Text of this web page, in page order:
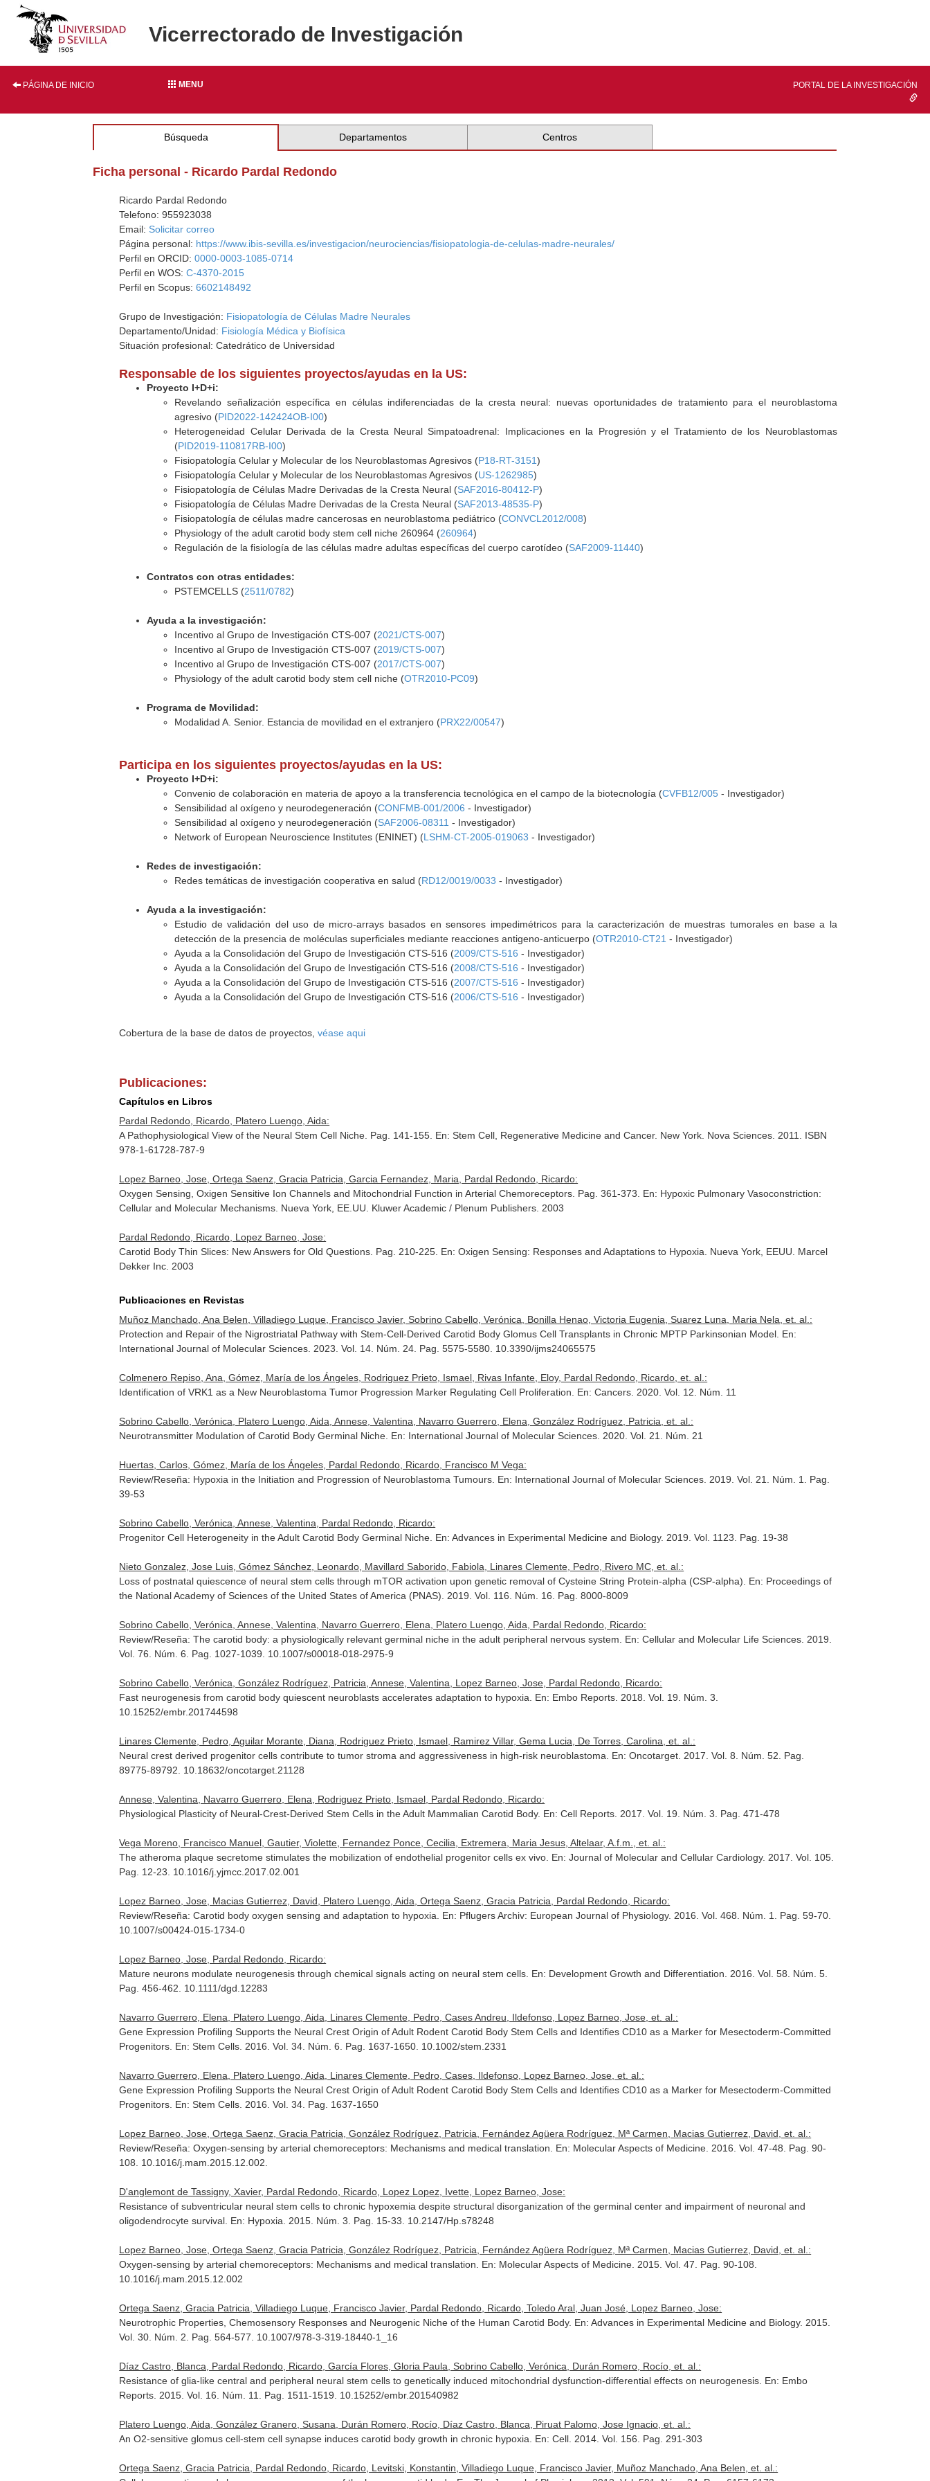
Vicerrectorado de Investigación
PÁGINA DE INICIO MENU PORTAL DE LA INVESTIGACIÓN
Búsqueda Departamentos Centros
Ficha personal - Ricardo Pardal Redondo
Ricardo Pardal Redondo
Telefono: 955923038
Email: Solicitar correo
Página personal: https://www.ibis-sevilla.es/investigacion/neurociencias/fisiopatologia-de-celulas-madre-neurales/
Perfil en ORCID:0000-0003-1085-0714
Perfil en WOS:C-4370-2015
Perfil en Scopus:6602148492
Grupo de Investigación: Fisiopatología de Células Madre Neurales
Departamento/Unidad: Fisiología Médica y Biofísica
Situación profesional: Catedrático de Universidad
Responsable de los siguientes proyectos/ayudas en la US:
Proyecto I+D+i:
Revelando señalización específica en células indiferenciadas de la cresta neural: nuevas oportunidades de tratamiento para el neuroblastoma
agresivo (PID2022-142424OB-I00)
Heterogeneidad Celular Derivada de la Cresta Neural Simpatoadrenal: Implicaciones en la Progresión y el Tratamiento de los Neuroblastomas
(PID2019-110817RB-I00)
Fisiopatología Celular y Molecular de los Neuroblastomas Agresivos (P18-RT-3151)
Fisiopatología Celular y Molecular de los Neuroblastomas Agresivos (US-1262985)
Fisiopatología de Células Madre Derivadas de la Cresta Neural (SAF2016-80412-P)
Fisiopatología de Células Madre Derivadas de la Cresta Neural (SAF2013-48535-P)
Fisiopatología de células madre cancerosas en neuroblastoma pediátrico (CONVCL2012/008)
Physiology of the adult carotid body stem cell niche 260964 (260964)
Regulación de la fisiología de las células madre adultas específicas del cuerpo carotídeo (SAF2009-11440)
Contratos con otras entidades:
PSTEMCELLS (2511/0782)
Ayuda a la investigación:
Incentivo al Grupo de Investigación CTS-007 (2021/CTS-007)
Incentivo al Grupo de Investigación CTS-007 (2019/CTS-007)
Incentivo al Grupo de Investigación CTS-007 (2017/CTS-007)
Physiology of the adult carotid body stem cell niche (OTR2010-PC09)
Programa de Movilidad:
Modalidad A. Senior. Estancia de movilidad en el extranjero (PRX22/00547)
Participa en los siguientes proyectos/ayudas en la US:
Proyecto I+D+i:
Convenio de colaboración en materia de apoyo a la transferencia tecnológica en el campo de la biotecnología (CVFB12/005 - Investigador)
Sensibilidad al oxígeno y neurodegeneración (CONFMB-001/2006 - Investigador)
Sensibilidad al oxígeno y neurodegeneración (SAF2006-08311 - Investigador)
Network of European Neuroscience Institutes (ENINET) (LSHM-CT-2005-019063 - Investigador)
Redes de investigación:
Redes temáticas de investigación cooperativa en salud (RD12/0019/0033 - Investigador)
Ayuda a la investigación:
Estudio de validación del uso de micro-arrays basados en sensores impedimétricos para la caracterización de muestras tumorales en base a la
detección de la presencia de moléculas superficiales mediante reacciones antigeno-anticuerpo (OTR2010-CT21 - Investigador)
Ayuda a la Consolidación del Grupo de Investigación CTS-516 (2009/CTS-516 - Investigador)
Ayuda a la Consolidación del Grupo de Investigación CTS-516 (2008/CTS-516 - Investigador)
Ayuda a la Consolidación del Grupo de Investigación CTS-516 (2007/CTS-516 - Investigador)
Ayuda a la Consolidación del Grupo de Investigación CTS-516 (2006/CTS-516 - Investigador)
Cobertura de la base de datos de proyectos,véase aqui
Publicaciones:
Capítulos en Libros
Pardal Redondo, Ricardo, Platero Luengo, Aida:
A Pathophysiological View of the Neural Stem Cell Niche. Pag. 141-155. En: Stem Cell, Regenerative Medicine and Cancer. New York. Nova Sciences. 2011. ISBN
978-1-61728-787-9
Lopez Barneo, Jose, Ortega Saenz, Gracia Patricia, Garcia Fernandez, Maria, Pardal Redondo, Ricardo:
Oxygen Sensing, Oxigen Sensitive Ion Channels and Mitochondrial Function in Arterial Chemoreceptors. Pag. 361-373. En: Hypoxic Pulmonary Vasoconstriction:
Cellular and Molecular Mechanisms . Nueva York, EE.UU. Kluwer Academic / Plenum Publishers. 2003
Pardal Redondo, Ricardo, Lopez Barneo, Jose:
Carotid Body Thin Slices: New Answers for Old Questions. Pag. 210-225. En: Oxigen Sensing: Responses and Adaptations to Hypoxia . Nueva York, EEUU. Marcel
Dekker Inc. 2003
Publicaciones en Revistas
Muñoz Manchado, Ana Belen, Villadiego Luque, Francisco Javier, Sobrino Cabello, Verónica, Bonilla Henao, Victoria Eugenia, Suarez Luna, Maria Nela, et. al.:
Protection and Repair of the Nigrostriatal Pathway with Stem-Cell-Derived Carotid Body Glomus Cell Transplants in Chronic MPTP Parkinsonian Model. En:
International Journal of Molecular Sciences . 2023. Vol. 14. Núm. 24. Pag. 5575-5580. 10.3390/ijms24065575
Colmenero Repiso, Ana, Gómez, María de los Ángeles, Rodriguez Prieto, Ismael, Rivas Infante, Eloy, Pardal Redondo, Ricardo, et. al.:
Identification of VRK1 as a New Neuroblastoma Tumor Progression Marker Regulating Cell Proliferation. En: Cancers . 2020. Vol. 12. Núm. 11
Sobrino Cabello, Verónica, Platero Luengo, Aida, Annese, Valentina, Navarro Guerrero, Elena, González Rodríguez, Patricia, et. al.:
Neurotransmitter Modulation of Carotid Body Germinal Niche. En: International Journal of Molecular Sciences . 2020. Vol. 21. Núm. 21
Huertas, Carlos, Gómez, María de los Ángeles, Pardal Redondo, Ricardo, Francisco M Vega:
Review/Reseña: Hypoxia in the Initiation and Progression of Neuroblastoma Tumours. En: International Journal of Molecular Sciences . 2019. Vol. 21. Núm. 1. Pag.
39-53
Sobrino Cabello, Verónica, Annese, Valentina, Pardal Redondo, Ricardo:
Progenitor Cell Heterogeneity in the Adult Carotid Body Germinal Niche. En: Advances in Experimental Medicine and Biology. 2019. Vol. 1123. Pag. 19-38
Nieto Gonzalez, Jose Luis, Gómez Sánchez, Leonardo, Mavillard Saborido, Fabiola, Linares Clemente, Pedro, Rivero MC, et. al.:
Loss of postnatal quiescence of neural stem cells through mTOR activation upon genetic removal of Cysteine String Protein-alpha (CSP-alpha). En: Proceedings of
the National Academy of Sciences of the United States of America (PNAS) . 2019. Vol. 116. Núm. 16. Pag. 8000-8009
Sobrino Cabello, Verónica, Annese, Valentina, Navarro Guerrero, Elena, Platero Luengo, Aida, Pardal Redondo, Ricardo:
Review/Reseña: The carotid body: a physiologically relevant germinal niche in the adult peripheral nervous system. En: Cellular and Molecular Life Sciences . 2019.
Vol. 76. Núm. 6. Pag. 1027-1039. 10.1007/s00018-018-2975-9
Sobrino Cabello, Verónica, González Rodríguez, Patricia, Annese, Valentina, Lopez Barneo, Jose, Pardal Redondo, Ricardo:
Fast neurogenesis from carotid body quiescent neuroblasts accelerates adaptation to hypoxia. En: Embo Reports . 2018. Vol. 19. Núm. 3.
10.15252/embr.201744598
Linares Clemente, Pedro, Aguilar Morante, Diana, Rodriguez Prieto, Ismael, Ramirez Villar, Gema Lucia, De Torres, Carolina, et. al.:
Neural crest derived progenitor cells contribute to tumor stroma and aggressiveness in high-risk neuroblastoma. En: Oncotarget . 2017. Vol. 8. Núm. 52. Pag.
89775-89792. 10.18632/oncotarget.21128
Annese, Valentina, Navarro Guerrero, Elena, Rodriguez Prieto, Ismael, Pardal Redondo, Ricardo:
Physiological Plasticity of Neural-Crest-Derived Stem Cells in the Adult Mammalian Carotid Body. En: Cell Reports . 2017. Vol. 19. Núm. 3. Pag. 471-478
Vega Moreno, Francisco Manuel, Gautier, Violette, Fernandez Ponce, Cecilia, Extremera, Maria Jesus, Altelaar, A.f.m., et. al.:
The atheroma plaque secretome stimulates the mobilization of endothelial progenitor cells ex vivo. En: Journal of Molecular and Cellular Cardiology. 2017. Vol. 105.
Pag. 12-23. 10.1016/j.yjmcc.2017.02.001
Lopez Barneo, Jose, Macias Gutierrez, David, Platero Luengo, Aida, Ortega Saenz, Gracia Patricia, Pardal Redondo, Ricardo:
Review/Reseña: Carotid body oxygen sensing and adaptation to hypoxia. En: Pflugers Archiv: European Journal of Physiology. 2016. Vol. 468. Núm. 1. Pag. 59-70.
10.1007/s00424-015-1734-0
Lopez Barneo, Jose, Pardal Redondo, Ricardo:
Mature neurons modulate neurogenesis through chemical signals acting on neural stem cells. En: Development Growth and Differentiation . 2016. Vol. 58. Núm. 5.
Pag. 456-462. 10.1111/dgd.12283
Navarro Guerrero, Elena, Platero Luengo, Aida, Linares Clemente, Pedro, Cases Andreu, Ildefonso, Lopez Barneo, Jose, et. al.:
Gene Expression Profiling Supports the Neural Crest Origin of Adult Rodent Carotid Body Stem Cells and Identifies CD10 as a Marker for Mesectoderm-Committed
Progenitors. En: Stem Cells . 2016. Vol. 34. Núm. 6. Pag. 1637-1650. 10.1002/stem.2331
Navarro Guerrero, Elena, Platero Luengo, Aida, Linares Clemente, Pedro, Cases, Ildefonso, Lopez Barneo, Jose, et. al.:
Gene Expression Profiling Supports the Neural Crest Origin of Adult Rodent Carotid Body Stem Cells and Identifies CD10 as a Marker for Mesectoderm-Committed
Progenitors. En: Stem Cells . 2016. Vol. 34. Pag. 1637-1650
Lopez Barneo, Jose, Ortega Saenz, Gracia Patricia, González Rodríguez, Patricia, Fernández Agüera Rodríguez, Mª Carmen, Macias Gutierrez, David, et. al.:
Review/Reseña: Oxygen-sensing by arterial chemoreceptors: Mechanisms and medical translation. En: Molecular Aspects of Medicine . 2016. Vol. 47-48. Pag. 90-
108. 10.1016/j.mam.2015.12.002.
D'anglemont de Tassigny, Xavier, Pardal Redondo, Ricardo, Lopez Lopez, Ivette, Lopez Barneo, Jose:
Resistance of subventricular neural stem cells to chronic hypoxemia despite structural disorganization of the germinal center and impairment of neuronal and
oligodendrocyte survival. En: Hypoxia . 2015. Núm. 3. Pag. 15-33. 10.2147/Hp.s78248
Lopez Barneo, Jose, Ortega Saenz, Gracia Patricia, González Rodríguez, Patricia, Fernández Agüera Rodríguez, Mª Carmen, Macias Gutierrez, David, et. al.:
Oxygen-sensing by arterial chemoreceptors: Mechanisms and medical translation. En: Molecular Aspects of Medicine . 2015. Vol. 47. Pag. 90-108.
10.1016/j.mam.2015.12.002
Ortega Saenz, Gracia Patricia, Villadiego Luque, Francisco Javier, Pardal Redondo, Ricardo, Toledo Aral, Juan José, Lopez Barneo, Jose:
Neurotrophic Properties, Chemosensory Responses and Neurogenic Niche of the Human Carotid Body. En: Advances in Experimental Medicine and Biology. 2015.
Vol. 30. Núm. 2. Pag. 564-577. 10.1007/978-3-319-18440-1_16
Díaz Castro, Blanca, Pardal Redondo, Ricardo, García Flores, Gloria Paula, Sobrino Cabello, Verónica, Durán Romero, Rocío, et. al.:
Resistance of glia-like central and peripheral neural stem cells to genetically induced mitochondrial dysfunction-differential effects on neurogenesis. En: Embo
Reports . 2015. Vol. 16. Núm. 11. Pag. 1511-1519. 10.15252/embr.201540982
Platero Luengo, Aida, González Granero, Susana, Durán Romero, Rocío, Díaz Castro, Blanca, Piruat Palomo, Jose Ignacio, et. al.:
An O2-sensitive glomus cell-stem cell synapse induces carotid body growth in chronic hypoxia. En: Cell . 2014. Vol. 156. Pag. 291-303
Ortega Saenz, Gracia Patricia, Pardal Redondo, Ricardo, Levitski, Konstantin, Villadiego Luque, Francisco Javier, Muñoz Manchado, Ana Belen, et. al.: